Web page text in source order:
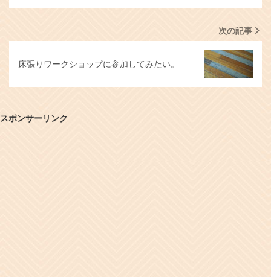
次の記事
床張りワークショップに参加してみたい。
スポンサーリンク